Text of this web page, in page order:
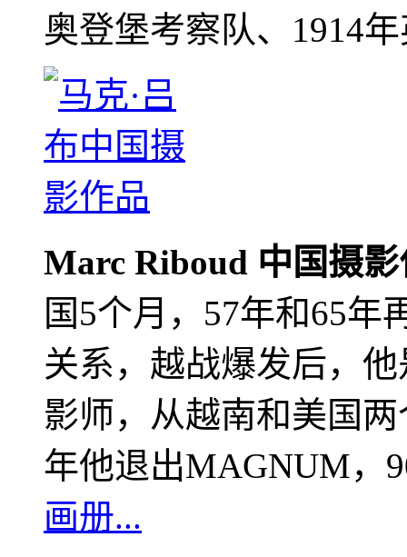
奥登堡考察队、1914
Marc Riboud 中国摄
国5个月，57年和65年
关系，越战爆发后，
影师，从越南和美国
年他退出MAGNUM，
画册...